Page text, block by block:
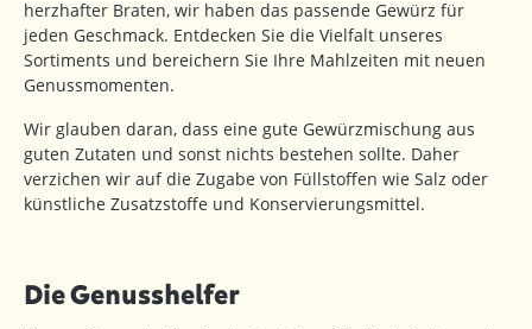
herzhafter Braten, wir haben das passende Gewürz für
jeden Geschmack. Entdecken Sie die Vielfalt unseres
Sortiments und bereichern Sie Ihre Mahlzeiten mit neuen
Genussmomenten.
Wir glauben daran, dass eine gute Gewürzmischung aus
guten Zutaten und sonst nichts bestehen sollte. Daher
verzichen wir auf die Zugabe von Füllstoffen wie Salz oder
künstliche Zusatzstoffe und Konservierungsmittel.
Die Genusshelfer